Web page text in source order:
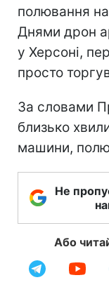
полювання
Днями дрон
у Херсоні,
просто
За словами
близько
машини,
Не
Або